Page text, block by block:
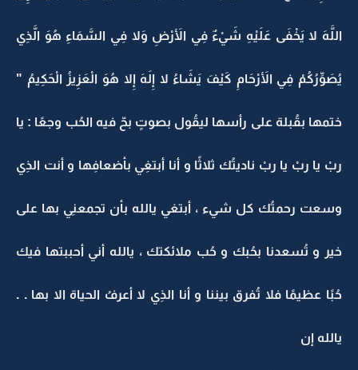
اللَّهَ لا يَخْفَى عَلَيْهِ شَيْءٌ فِي الأَرْضِ وَلا فِي السَّمَاءِ هُوَ الَّذِي
يُصَوِّرُكُمْ فِي الأَرْحَامِ كَيْفَ يَشَاءُ لا إِلَهَ إِلا هُوَ الْعَزِيزُ الْحَكِيمُ "
ختمها بقُبلة على رأسها ليقُول بصوتٍ بحّ فيه الحُب وجعًا : يا
ربْ يا ربْ يا ربْ ناديتُك ثلاثًا و أنا أبتغِي بأضعافِها و أنت الذِي
وسعت رحمتُك كل شيء ، أبتغي يالله بأن تجمعنِي بها على
خير و تُسعدنا بحُبك و حُب ملائكتك ، يالله أني أحببتها فيك
حُبًا عظيمًا فلا تُفرق بيننا و أنا الذِي لا أعرفُ الحياة الا بها . .
يالله إن